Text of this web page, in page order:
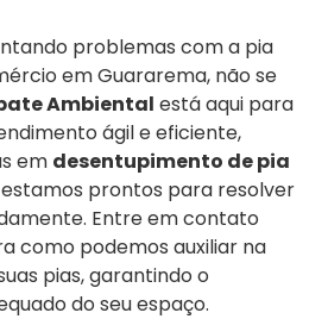
problemas com a pia
em Guararema, não se
Ambiental está aqui para
ágil e eficiente,
em desentupimento de pia
prontos para resolver
Entre em contato
como podemos auxiliar na
pias, garantindo o
do seu espaço.